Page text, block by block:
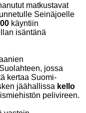
matkustavat
Seinäjoelle
käyntiin
isäntänä
jossa
kertaa Suomi-
jäähallissa kello
pelivireen.